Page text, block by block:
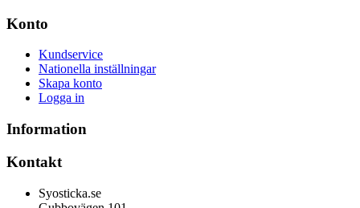
Konto
Kundservice
Nationella inställningar
Skapa konto
Logga in
Information
Kontakt
Syosticka.se